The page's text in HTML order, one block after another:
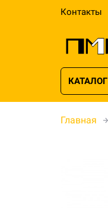
Контакты
КАТАЛОГ
Главная